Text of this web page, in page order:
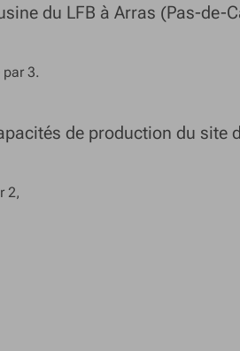
du LFB à Arras (Pas-de-
3.
de production du site
2,